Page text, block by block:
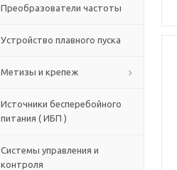
Преобразователи частоты
Устройство плавного пуска
Метизы и крепеж
Источники бесперебойного
питания ( ИБП )
Системы управления и
контроля